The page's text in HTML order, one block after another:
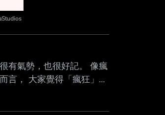
有氣勢，也很好記。 像瘋
言， 大家覺得「瘋狂」後
Sent from JPTT on my